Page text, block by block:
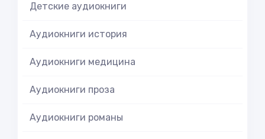
Детские аудиокниги
Аудиокниги история
Аудиокниги медицина
Аудиокниги проза
Аудиокниги романы